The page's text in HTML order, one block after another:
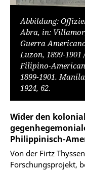
Abbildung:
Abra, in:
Guerra
Luzon, 1899-
Filipino-
1899-1901.
1924, 62.
Wider den
Philippinisch-
Von der Firtz
Forschungsprojekt,